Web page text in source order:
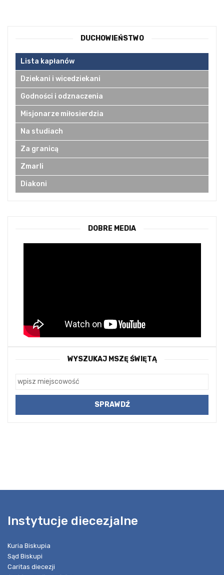
DUCHOWIEŃSTWO
Lista kapłanów
Dziekani i wicedziekani
Godności i odznaczenia
Misjonarze miłosierdzia
Na studiach
Za granicą
Zmarli
Diakoni
DOBRE MEDIA
WYSZUKAJ MSZĘ ŚWIĘTĄ
Instytucje diecezjalne
Kuria Biskupia
Sąd Biskupi
Caritas diecezji